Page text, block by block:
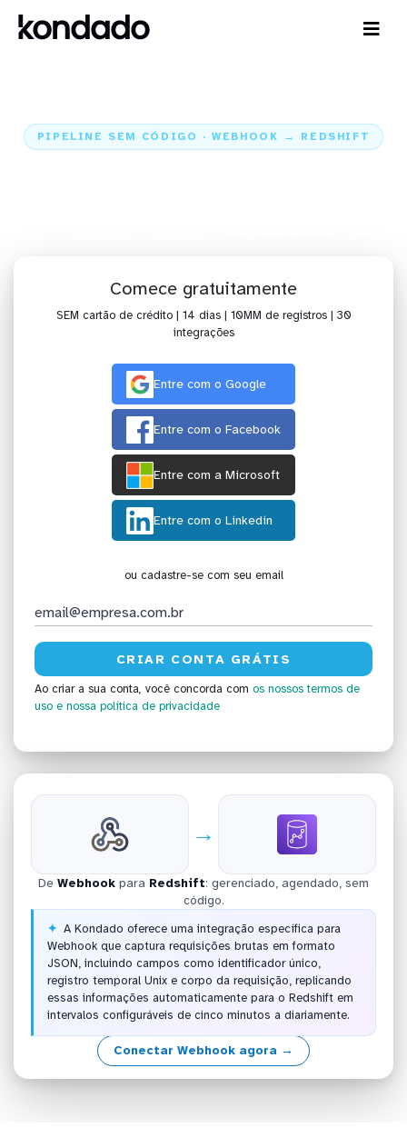
PIPELINE SEM CÓDIGO · WEBHOOK → REDSHIFT
Comece gratuitamente
SEM cartão de crédito | 14 dias | 10MM de registros | 30
integrações
Entre com o Google
Entre com o Facebook
Entre com a Microsoft
Entre com o Linkedin
ou cadastre-se com seu email
Ao criar a sua conta, você concorda com os nossos termos de
uso e nossa política de privacidade
→
De Webhook para Redshift: gerenciado, agendado, sem
código.
A Kondado oferece uma integração específica para
Webhook que captura requisições brutas em formato
JSON, incluindo campos como identificador único,
registro temporal Unix e corpo da requisição, replicando
essas informações automaticamente para o Redshift em
intervalos configuráveis de cinco minutos a diariamente.
Conectar Webhook agora →